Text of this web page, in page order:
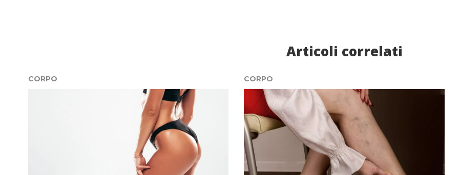
Articoli correlati
CORPO CORPO